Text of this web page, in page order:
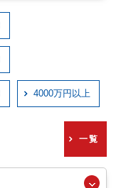
4000万円以上
一覧